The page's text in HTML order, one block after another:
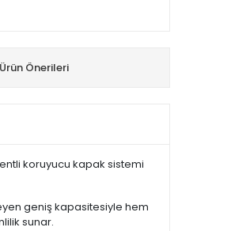
Ürün Önerileri
koruyucu kapak sistemi
geniş kapasitesiyle hem
sunar.